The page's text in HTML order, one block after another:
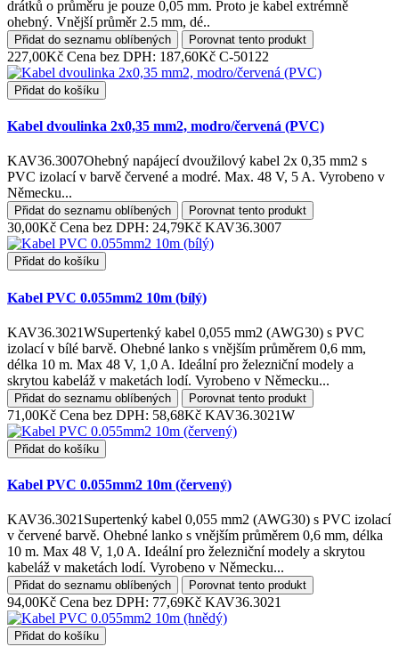
drátků o průměru je pouze 0,05 mm. Proto je kabel extrémně
ohebný. Vnější průměr 2.5 mm, dé..
Přidat do seznamu oblíbených Porovnat tento produkt
227,00Kč Cena bez DPH: 187,60Kč C-50122
Přidat do košíku
Kabel dvoulinka 2x0,35 mm2, modro/červená (PVC)
KAV36.3007Ohebný napájecí dvoužilový kabel 2x 0,35 mm2 s
PVC izolací v barvě červené a modré. Max. 48 V, 5 A. Vyrobeno v
Německu...
Přidat do seznamu oblíbených Porovnat tento produkt
30,00Kč Cena bez DPH: 24,79Kč KAV36.3007
Přidat do košíku
Kabel PVC 0.055mm2 10m (bílý)
KAV36.3021WSupertenký kabel 0,055 mm2 (AWG30) s PVC
izolací v bílé barvě. Ohebné lanko s vnějším průměrem 0,6 mm,
délka 10 m. Max 48 V, 1,0 A. Ideální pro železniční modely a
skrytou kabeláž v maketách lodí. Vyrobeno v Německu...
Přidat do seznamu oblíbených Porovnat tento produkt
71,00Kč Cena bez DPH: 58,68Kč KAV36.3021W
Přidat do košíku
Kabel PVC 0.055mm2 10m (červený)
KAV36.3021Supertenký kabel 0,055 mm2 (AWG30) s PVC izolací
v červené barvě. Ohebné lanko s vnějším průměrem 0,6 mm, délka
10 m. Max 48 V, 1,0 A. Ideální pro železniční modely a skrytou
kabeláž v maketách lodí. Vyrobeno v Německu...
Přidat do seznamu oblíbených Porovnat tento produkt
94,00Kč Cena bez DPH: 77,69Kč KAV36.3021
Přidat do košíku